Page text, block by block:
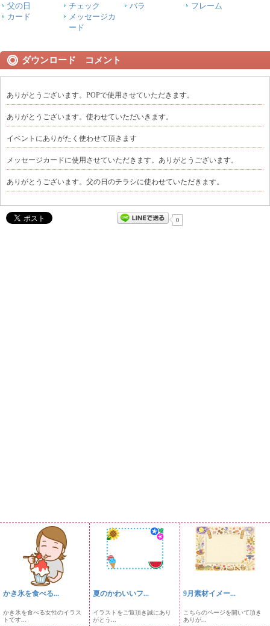
父の日 チェック バラ
フレーム
カード
メッセージカ
ード
ダウンロード コメント
ありがとうございます。POPで使用させていただきます。
ありがとうございます。使わせていただいきます。
イベントにありがたく使わせて頂きます
メッセージカードに使用させていただきます。ありがとうございます。
ありがとうございます。父の日のチラシに使わせていただきます。
0
かき氷を食べる...
かき氷を食べる女性のイラス
トです...
夏のかわいいフ...
イラストをご覧頂き誠にあり
がとう...
9月素材イメー...
こちらのページを開いて頂き
ありが...